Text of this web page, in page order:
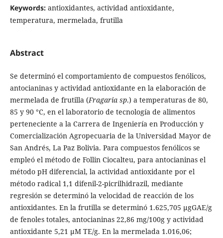
Keywords: antioxidantes, actividad antioxidante,
temperatura, mermelada, frutilla
Abstract
Se determinó el comportamiento de compuestos fenólicos,
antocianinas y actividad antioxidante en la elaboración de
mermelada de frutilla (Fragaria sp.) a temperaturas de 80,
85 y 90 °C, en el laboratorio de tecnología de alimentos
perteneciente a la Carrera de Ingeniería en Producción y
Comercialización Agropecuaria de la Universidad Mayor de
San Andrés, La Paz Bolivia. Para compuestos fenólicos se
empleó el método de Follin Ciocalteu, para antocianinas el
método pH diferencial, la actividad antioxidante por el
método radical 1,1 difenil-2-picrilhidrazil, mediante
regresión se determinó la velocidad de reacción de los
antioxidantes. En la frutilla se determinó 1.625,705 μgGAE/g
de fenoles totales, antocianinas 22,86 mg/100g y actividad
antioxidante 5,21 μM TE/g. En la mermelada 1.016,06;